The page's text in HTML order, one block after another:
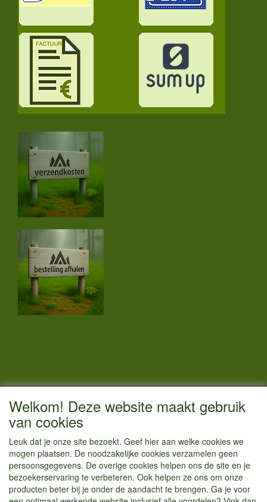
CONTACTGEGEVENS
Vestigingsadres:
Einsteinstraat 52
1433 BG Kudelstaart
info@kamperenenzo.nl
Tel : 06 125 82 112
Welkom! Deze website maakt gebruik
van cookies
Leuk dat je onze site bezoekt. Geef hier aan welke cookies we
mogen plaatsen. De noodzakelijke cookies verzamelen geen
persoonsgegevens. De overige cookies helpen ons de site en je
bezoekerservaring te verbeteren. Ook helpen ze ons om onze
producten beter bij je onder de aandacht te brengen. Ga je voor